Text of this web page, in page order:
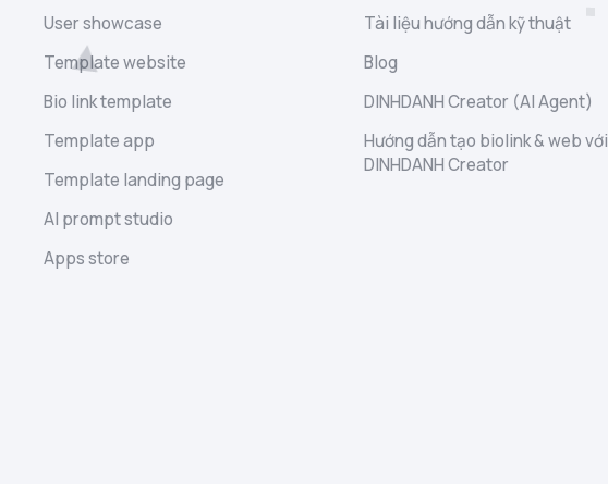
User showcase
Template website
Bio link template
Template app
Template landing page
AI prompt studio
Apps store
Tài liệu hướng dẫn kỹ thuật
Blog
DINHDANH Creator (AI Agent)
Hướng dẫn tạo biolink & web với
DINHDANH Creator